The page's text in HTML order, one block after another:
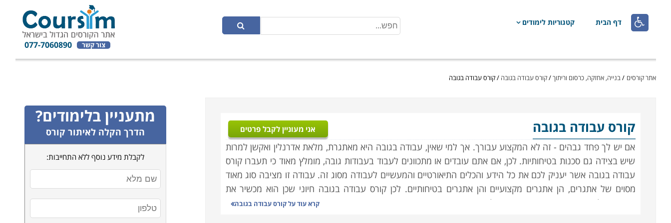
 דף הבית קטגוריות לימודים
צור קשר 077-7060890
אתר קורסים /בנייה, אחזקה, כרסום וריתוך/קורס עבודה בגובה /קורס עבודה בגובה
קורס עבודה בגובה אני מעוניין לקבל פרטים
אם יש לך פחד גבהים - זה לא המקצוע עבורך. אך למי שאין, עבודה בגובה היא מאתגרת, מלאת אדרנלין ואקשן למרות
שיש בצידה גם סכנות בטיחותיות. לכן, אם אתם עובדים או מתכוונים לעבוד בעבודות גובה, מומלץ מאוד כי תעברו קורס
עבודה בגובה אשר יעניק לכם את כל הידע והכלים התיאורטיים והמעשיים לעבודה מסוג זה. עבודה זו מציבה סוג מאוד
מסוים של אתגרים, הן אתגרים מקצועיים והן אתגרים בטיחותיים. לכן קורס עבודה בגובה חיוני שכן הוא מכשיר את
העובדים לעבוד באופן בטיחותי בהתאם לתקנות עבודה בגובה, שימוש נכון בציוד המתאים, נקיטה באמצעי זהירות וכן
קרא עוד עלקורס עבודה בגובה
מתעניין בלימודים?
הדרך הקלה לאיתור קורס
לקבלת מידע נוסף ללא התחייבות: